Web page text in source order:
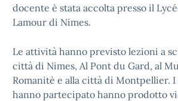
docente è stata accolta presso il
Lamour di Nimes.
Le attività hanno previsto lezioni a
città di Nimes, Al Pont du Gard, al
Romanitè e alla città di Montpellier. I
hanno partecipato hanno prodotto